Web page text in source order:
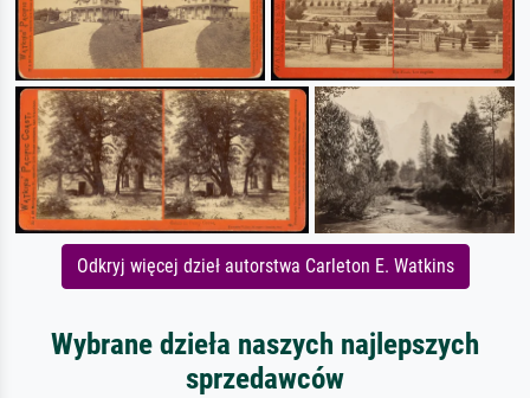
Odkryj więcej dzieł autorstwa Carleton E. Watkins
Wybrane dzieła naszych najlepszych
sprzedawców